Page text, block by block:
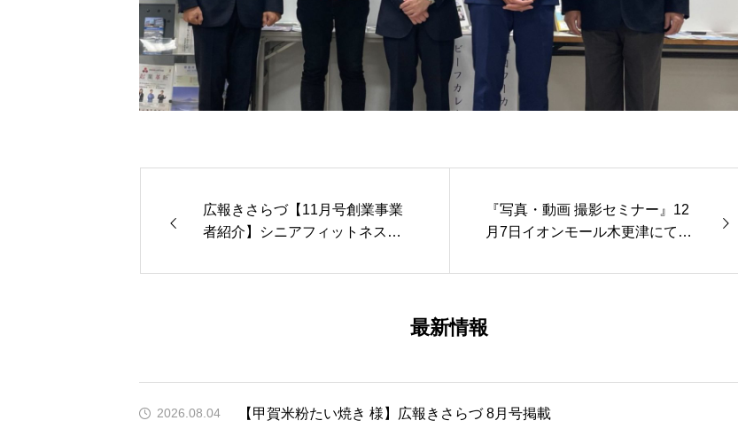
広報きさらづ【11月号創業事業
者紹介】シニアフィットネス介
『写真・動画 撮影セミナー』12
月7日イオンモール木更津にて開
最新情報
2026.08.04 【甲賀米粉たい焼き 様】広報きさらづ 8月号掲載